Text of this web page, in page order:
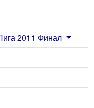
2011 Финал